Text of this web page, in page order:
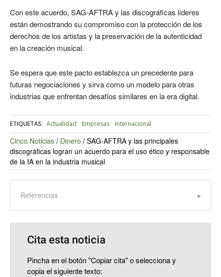
Con este acuerdo, SAG-AFTRA y las discográficas líderes
están demostrando su compromiso con la protección de los
derechos de los artistas y la preservación de la autenticidad
en la creación musical.
Se espera que este pacto establezca un precedente para
futuras negociaciones y sirva como un modelo para otras
industrias que enfrentan desafíos similares en la era digital.
ETIQUETAS: Actualidad Empresas Internacional
Cinco Noticias / Dinero / SAG-AFTRA y las principales
discográficas logran un acuerdo para el uso ético y responsable
de la IA en la industria musical
Referencias
Cita esta noticia
Pincha en el botón "Copiar cita" o selecciona y
copia el siguiente texto: